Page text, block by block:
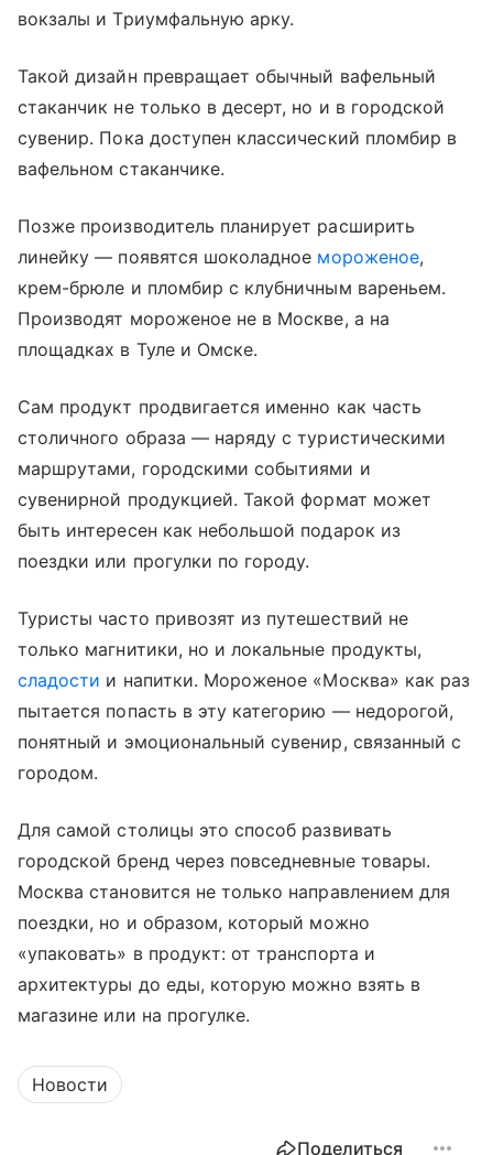
вокзалы и Триумфальную арку.
Такой дизайн превращает обычный вафельный
стаканчик не только в десерт, но и в городской
сувенир. Пока доступен классический пломбир в
вафельном стаканчике.
Позже производитель планирует расширить
линейку — появятся шоколадное мороженое,
крем-брюле и пломбир с клубничным вареньем.
Производят мороженое не в Москве, а на
площадках в Туле и Омске.
Сам продукт продвигается именно как часть
столичного образа — наряду с туристическими
маршрутами, городскими событиями и
сувенирной продукцией. Такой формат может
быть интересен как небольшой подарок из
поездки или прогулки по городу.
Туристы часто привозят из путешествий не
только магнитики, но и локальные продукты,
сладости и напитки. Мороженое «Москва» как раз
пытается попасть в эту категорию — недорогой,
понятный и эмоциональный сувенир, связанный с
городом.
Для самой столицы это способ развивать
городской бренд через повседневные товары.
Москва становится не только направлением для
поездки, но и образом, который можно
«упаковать» в продукт: от транспорта и
архитектуры до еды, которую можно взять в
магазине или на прогулке.
Новости
Поделиться